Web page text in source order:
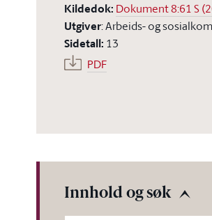
Kildedok: Dokument 8:61 S
Utgiver:Arbeids- og
Sidetall: 13
PDF
Innhold og søk